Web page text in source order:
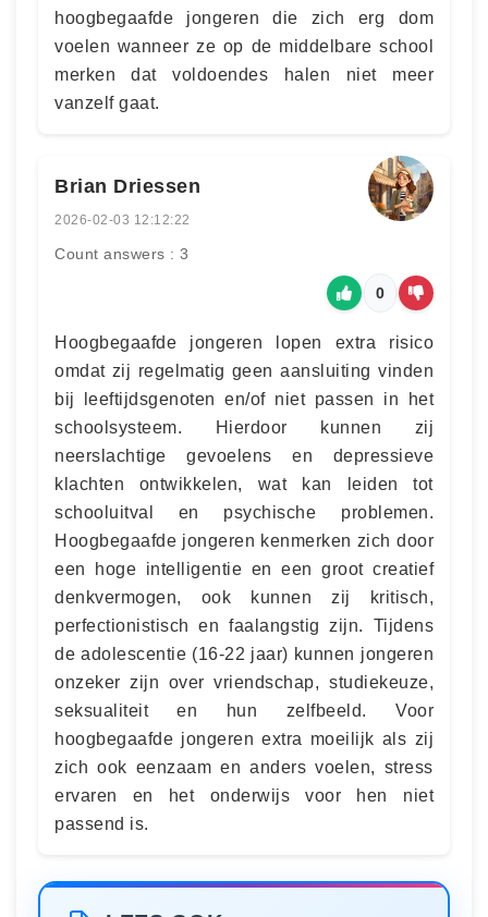
hoogbegaafde jongeren die zich erg dom
voelen wanneer ze op de middelbare school
merken dat voldoendes halen niet meer
vanzelf gaat.
Brian Driessen
2026-02-03 12:12:22
Count answers : 3
0
Hoogbegaafde jongeren lopen extra risico
omdat zij regelmatig geen aansluiting vinden
bij leeftijdsgenoten en/of niet passen in het
schoolsysteem. Hierdoor kunnen zij
neerslachtige gevoelens en depressieve
klachten ontwikkelen, wat kan leiden tot
schooluitval en psychische problemen.
Hoogbegaafde jongeren kenmerken zich door
een hoge intelligentie en een groot creatief
denkvermogen, ook kunnen zij kritisch,
perfectionistisch en faalangstig zijn. Tijdens
de adolescentie (16-22 jaar) kunnen jongeren
onzeker zijn over vriendschap, studiekeuze,
seksualiteit en hun zelfbeeld. Voor
hoogbegaafde jongeren extra moeilijk als zij
zich ook eenzaam en anders voelen, stress
ervaren en het onderwijs voor hen niet
passend is.